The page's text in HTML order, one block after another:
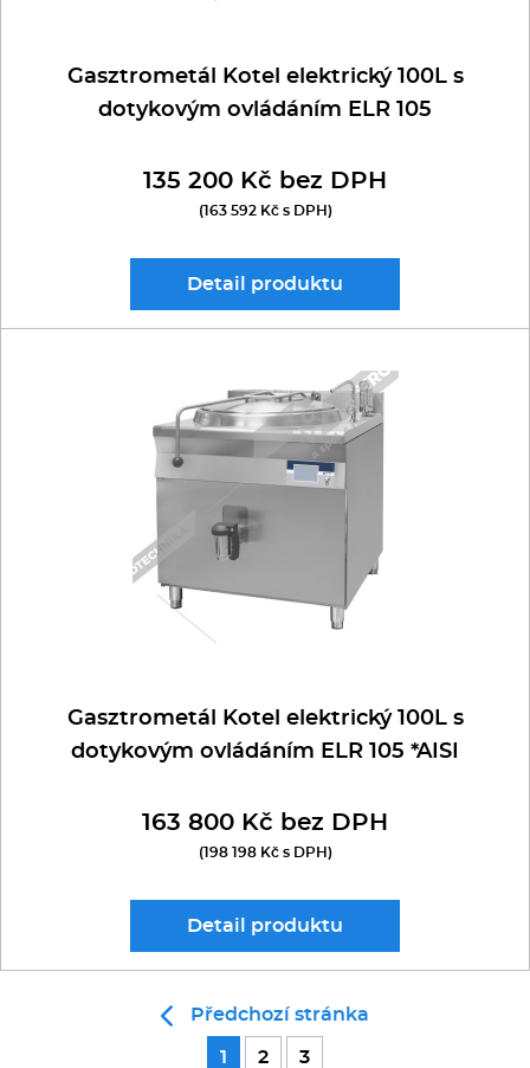
Gasztrometál Kotel elektrický 100L s
dotykovým ovládáním ELR 105
135 200 Kč bez DPH
(163 592 Kč s DPH)
Detail produktu
Gasztrometál Kotel elektrický 100L s
dotykovým ovládáním ELR 105 *AISI
163 800 Kč bez DPH
(198 198 Kč s DPH)
Detail produktu
Předchozí stránka
1 2 3